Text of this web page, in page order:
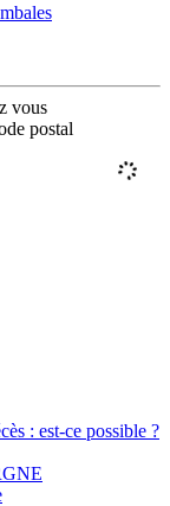
vous
postal
: est-ce possible ?